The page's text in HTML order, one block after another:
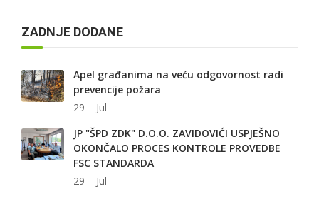
ZADNJE DODANE
Apel građanima na veću odgovornost radi
prevencije požara
29
Jul
JP "ŠPD ZDK" D.O.O. ZAVIDOVIĆI USPJEŠNO
OKONČALO PROCES KONTROLE PROVEDBE
FSC STANDARDA
29
Jul